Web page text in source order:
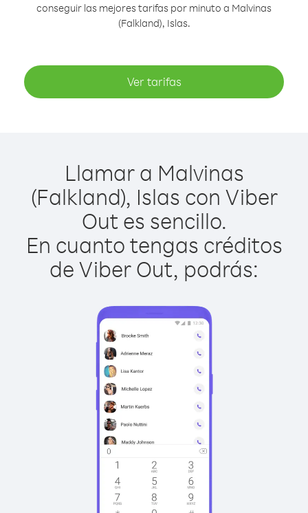
conseguir las mejores tarifas por minuto a Malvinas
(Falkland), Islas.
Ver tarifas
Llamar a Malvinas
(Falkland), Islas con Viber
Out es sencillo.
En cuanto tengas créditos
de Viber Out, podrás: